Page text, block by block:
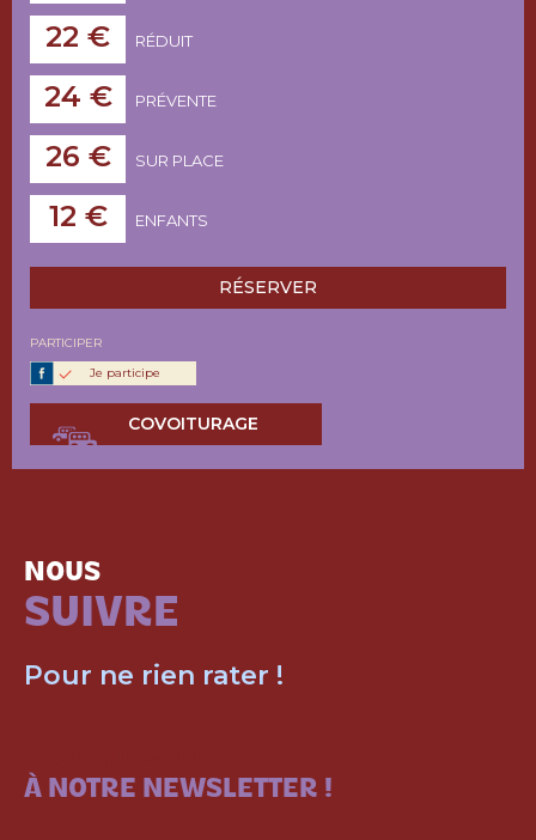
22 € RÉDUIT
24 € PRÉVENTE
26 € SUR PLACE
12 € ENFANTS
RÉSERVER
PARTICIPER
Je participe
COVOITURAGE
NOUS
SUIVRE
Pour ne rien rater !
À NOTRE NEWSLETTER !